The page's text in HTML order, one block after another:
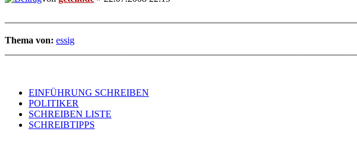
Thema von: essig
EINFÜHRUNG SCHREIBEN
POLITIKER
SCHREIBEN LISTE
SCHREIBTIPPS